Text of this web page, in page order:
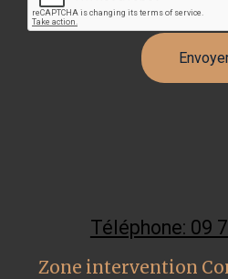
Téléphone: 09
Zone intervention